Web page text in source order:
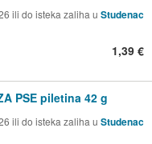
ili do isteka zaliha u Studenac
1,39 €
PSE piletina 42 g
ili do isteka zaliha u Studenac